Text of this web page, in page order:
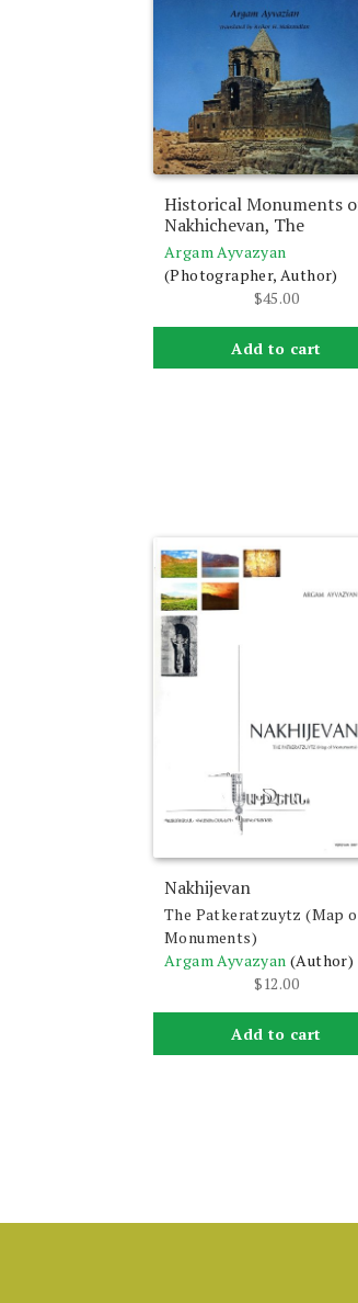
Historical Monuments
Nakhichevan, The
Argam Ayvazyan
(Photographer, Author)
$45.00
Add to cart
Nakhijevan
The Patkeratzuytz (Map
Monuments)
Argam Ayvazyan (Author)
$12.00
Add to cart